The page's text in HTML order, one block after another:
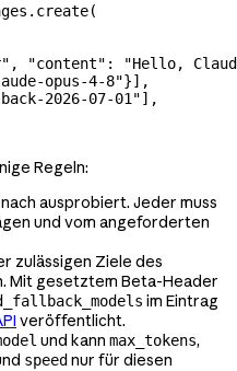
, "content" :
"Hello,
opus-4-8"}],
2026-07-01"],
Regeln:
ausprobiert. Jeder muss
und vom angeforderten
zulässigen Ziele des
Mit gesetztem Beta-Header
im Eintrag
veröffentlicht.
und kann max_tokens,
speed nur für diesen